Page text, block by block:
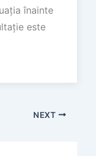
înainte
este
NEXT